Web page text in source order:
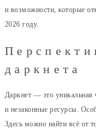
и возможности, которые
2026 году.
даркнета
Даркнет — это уникальная
и незаконные ресурсы.
Здесь можно найти всё от